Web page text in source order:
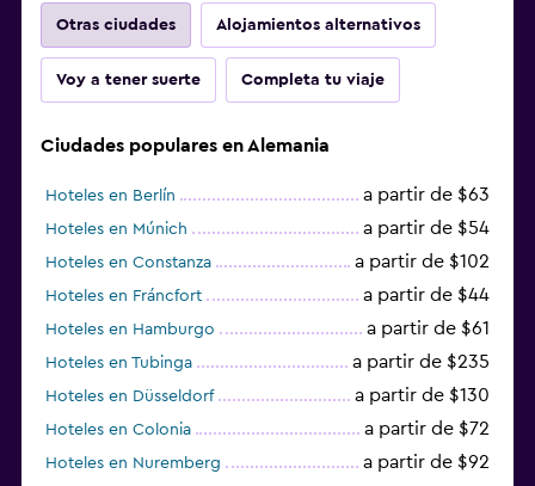
Otras ciudades Alojamientos alternativos
Voy a tener suerte Completa tu viaje
Ciudades populares en Alemania
Hoteles en Berlín a partir de $63
Hoteles en Múnich a partir de $54
Hoteles en Constanza a partir de $102
Hoteles en Fráncfort a partir de $44
Hoteles en Hamburgo a partir de $61
Hoteles en Tubinga a partir de $235
Hoteles en Düsseldorf a partir de $130
Hoteles en Colonia a partir de $72
Hoteles en Nuremberg a partir de $92